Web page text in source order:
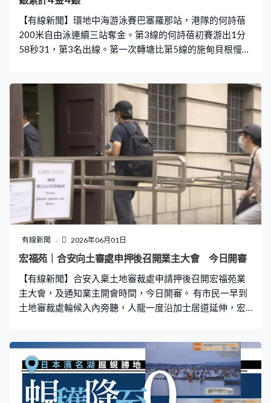
【有線新聞】環地中海游泳賽巴塞羅那站，港隊的何詩蓓
200米自由泳連續三站奪金。第3線的何詩蓓初賽游出1分
58秒31，第3名出線。第一次轉塘比第5線的施甸貝根慢
金4銀大豐收。這個項目連破兩次大會紀錄，摩納哥站1分
54秒27，卡內站快多0.14秒，今場輕鬆一點，比紀錄慢了
1秒多，游出1分55秒22都足以奪金，以0.27秒力壓新西蘭
的費韋達，施文洛娃得第3。 何詩蓓200自連續三站站上頒
獎台最高一級。50米自由泳，何詩蓓亦取得銀牌。第4線
的何詩蓓初賽首名晉級，上站在這個項目奪金，這次缺少
了勁敵施甸貝根，但就僅僅以0.12秒之差，不敵游出個人
今年最快時間24秒33的雲維克，加拿大的露克就得第3。
有線新聞 2026年06月01日
宏福苑｜合安向土審處申押後召開業主大會 今日開審
【有線新聞】合安入稟土地審裁處申請押後召開宏福苑業
主大會，及通知業主開會時間，今日開審。 有市民一早到
土地審裁處輪候入內旁聽，人龍一度沿加士居道延伸，宏
裁處認為合適的時間。又要求裁定宏福苑的特殊情況下，
應否延長向業主送達通知的期限，及以替代方式作出指
示。宏福苑業主4月29日向合安遞交247戶的聯署，要求召
開業主大會，超過《建築物管理條例》不少於5%的法定門